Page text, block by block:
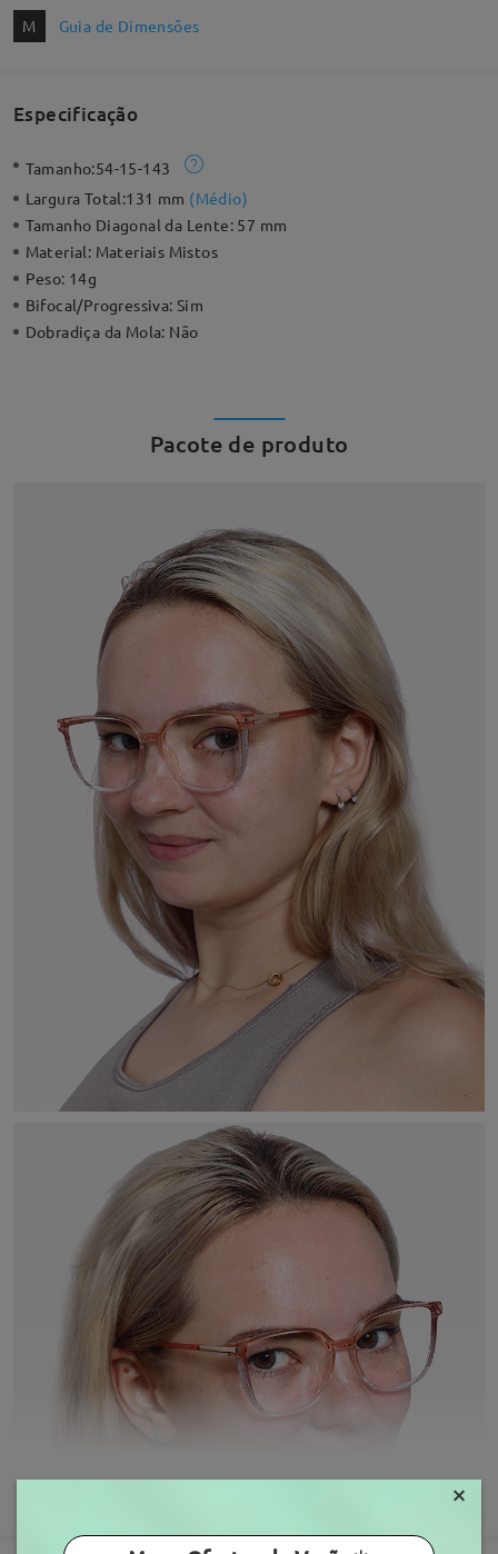
M Guia de Dimensões
Especificação
Tamanho:54-15-143
Largura Total:131 mm (Médio)
Tamanho Diagonal da Lente: 57 mm
Material: Materiais Mistos
Peso: 14g
Bifocal/Progressiva:Sim
Dobradiça da Mola: Não
Pacote de produto
×